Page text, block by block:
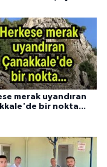
merak uyandıran
bir nokta...